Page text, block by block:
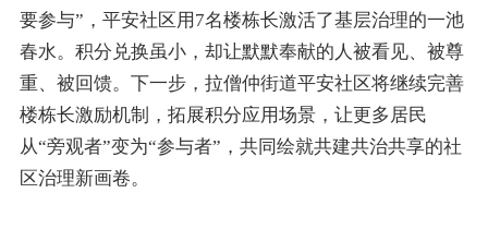
要参与”，平安社区用7名楼栋长激活了基层治理的一池
春水。积分兑换虽小，却让默默奉献的人被看见、被尊
重、被回馈。下一步，拉僧仲街道平安社区将继续完善
楼栋长激励机制，拓展积分应用场景，让更多居民
从“旁观者”变为“参与者”，共同绘就共建共治共享的社
区治理新画卷。